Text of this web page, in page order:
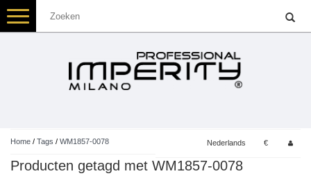
Toggle
navigation
Home / Tags / WM1857-0078 Nederlands €
Producten getagd met WM1857-0078